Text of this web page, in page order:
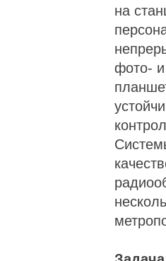
на
фото-